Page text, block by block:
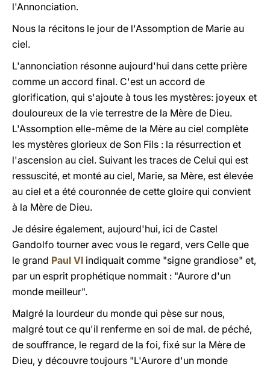
l'Annonciation.
Nous la récitons le jour de l'Assomption de Marie au
ciel.
L'annonciation résonne aujourd'hui dans cette prière
comme un accord final. C'est un accord de
glorification, qui s'ajoute à tous les mystères: joyeux et
douloureux de la vie terrestre de la Mère de Dieu.
L'Assomption elle-même de la Mère au ciel complète
les mystères glorieux de Son Fils : la résurrection et
l'ascension au ciel. Suivant les traces de Celui qui est
ressuscité, et monté au ciel, Marie, sa Mère, est élevée
au ciel et a été couronnée de cette gloire qui convient
à la Mère de Dieu.
Je désire également, aujourd'hui, ici de Castel
Gandolfo tourner avec vous le regard, vers Celle que
le grand Paul VI indiquait comme "signe grandiose" et,
par un esprit prophétique nommait : "Aurore d'un
monde meilleur".
Malgré la lourdeur du monde qui pèse sur nous,
malgré tout ce qu'il renferme en soi de mal. de péché,
de souffrance, le regard de la foi, fixé sur la Mère de
Dieu, y découvre toujours "L'Aurore d'un monde